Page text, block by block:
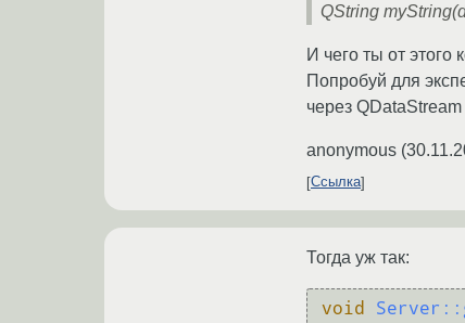
QString
И чего ты от
Попробуй для
через
anonymous (
Ссылка
Тогда уж так:
void